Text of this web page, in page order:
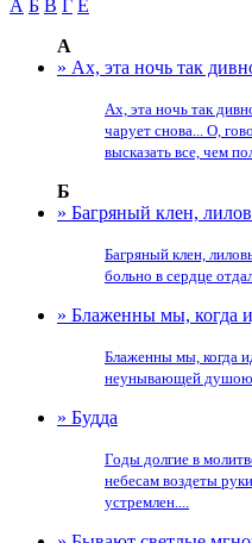
А Б В Г Е
А
» Ах, эта ночь так
Ах, эта ночь так
чарует снова... О,
высказать все, чем
Б
» Багряный клен,
Багряный клен,
больно в сердце
» Блаженны мы, когда
Блаженны мы, когда
неунывающей душою
» Будда
Годы долгие в
небесам воздеты
устремлен....